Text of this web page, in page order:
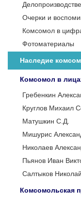
Очерки и
Комсомол в
Фотоматериалы
Наследие
Комсомол в
Гребенкин
Круглов Михаил
Матушкин С.Д.
Мишурис
Николаев
Пьянов Иван
Салтыков
Комсомольская